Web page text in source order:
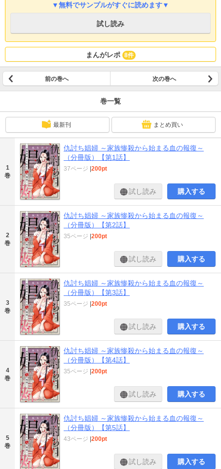
▼無料でサンプルがすぐに読めます▼
試し読み
まんがレポ 8件
前の巻へ 次の巻へ
巻一覧
最新刊 まとめ買い
1
巻
仇討ち娼婦 ～家族惨殺から始まる血の報復～
（分冊版）【第1話】
37ページ |200pt
試し読み 購入する
2
巻
仇討ち娼婦 ～家族惨殺から始まる血の報復～
（分冊版）【第2話】
35ページ |200pt
試し読み 購入する
3
巻
仇討ち娼婦 ～家族惨殺から始まる血の報復～
（分冊版）【第3話】
35ページ |200pt
試し読み 購入する
4
巻
仇討ち娼婦 ～家族惨殺から始まる血の報復～
（分冊版）【第4話】
35ページ |200pt
試し読み 購入する
5
巻
仇討ち娼婦 ～家族惨殺から始まる血の報復～
（分冊版）【第5話】
43ページ |200pt
試し読み 購入する